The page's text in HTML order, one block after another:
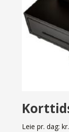
Leie pr. dag: